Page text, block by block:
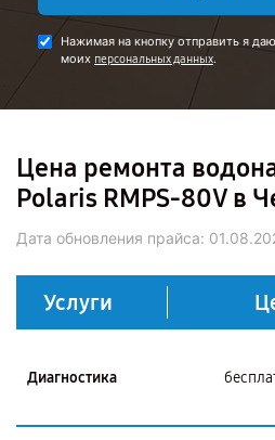
Нажимая на кнопку отправить я
моих персональных данных.
Цена ремонта
Polaris RMPS-80V в
Дата обновления прайса:
Услуги
Диагностика